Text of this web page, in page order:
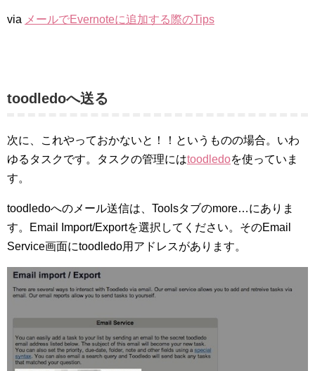
via メールでEvernoteに追加する際のTips
toodledoへ送る
次に、これやっておかないと！！というものの場合。いわ
ゆるタスクです。タスクの管理にはtoodledoを使っていま
す。
toodledoへのメール送信は、Toolsタブのmore…にありま
す。Email Import/Exportを選択してください。そのEmail
Service画面にtoodledo用アドレスがあります。